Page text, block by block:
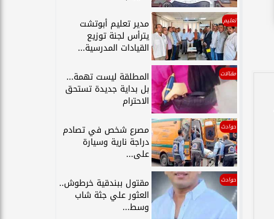
تعليم مدير تعليم أبوتشت
يترأس لجنة توزيع
القيادات المدرسية...
مقالات المطلقة ليست تهمة...
بل بداية جديدة تستحق
الاحترام
حوادث مصرع شخص في تصادم
دراجة نارية وسيارة
على...
حوادث مقتول ببندقية خرطوش..
العثور علي جثة شاب
وسط...